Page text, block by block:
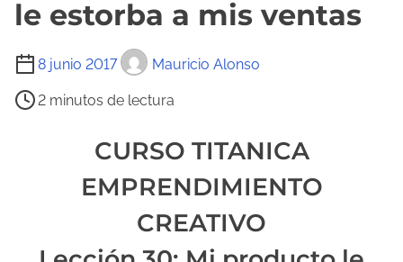
le estorba a mis ventas
8 junio 2017 Mauricio Alonso
T
e
2 minutos de lectura
CURSO TITANICA
EMPRENDIMIENTO
CREATIVO